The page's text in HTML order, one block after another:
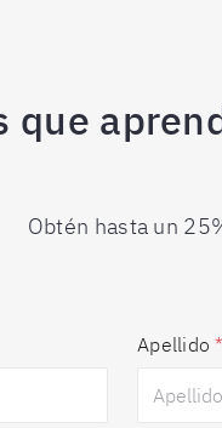
que
Obtén hasta un
Apellido *